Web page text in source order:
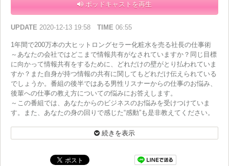
ポッドキャストを再生
UPDATE 2020-12-13 19:58 TIME 06:55
1年間で200万本の大ヒットロングセラー化粧水を売る社長の仕事術
～あなたの会社ではどこまで情報共有がなされていますか？同じ目標
に向かって情報共有をするために、どれだけの壁がとり払われていま
すか？また自身が持つ情報の共有に関してもどれだけ伝えられている
でしょうか。番組の後半ではある男性リスナーからの仕事のお悩み、
後輩への仕事の教え方についての悩みにお答えします。
～この番組では、あなたからのビジネスのお悩みを受けつけていま
す。また、あなたの身の回りで感じた“感動”も是非教えてください。
続きを表示